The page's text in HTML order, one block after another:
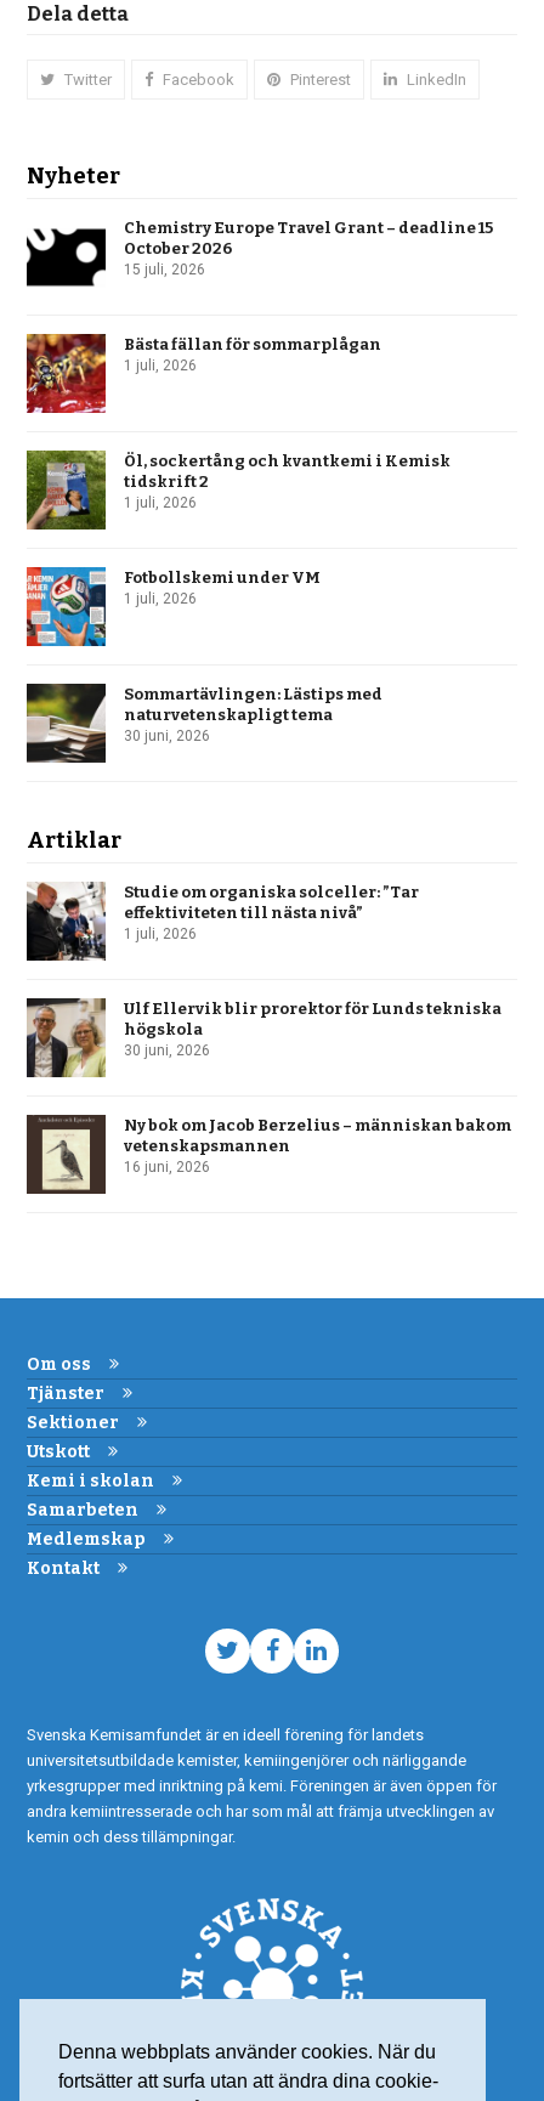
Denna webbplats använder cookies. När du
fortsätter att surfa utan att ändra dina cookie-
Dela detta
Twitter Facebook Pinterest LinkedIn
Nyheter
Chemistry Europe Travel Grant – deadline 15
October 2026
15 juli, 2026
Bästa fällan för sommarplågan
1 juli, 2026
Öl, sockertång och kvantkemi i Kemisk
tidskrift 2
1 juli, 2026
Fotbollskemi under VM
1 juli, 2026
Sommartävlingen: Lästips med
naturvetenskapligt tema
30 juni, 2026
Artiklar
Studie om organiska solceller: ”Tar
effektiviteten till nästa nivå”
1 juli, 2026
Ulf Ellervik blir prorektor för Lunds tekniska
högskola
30 juni, 2026
Ny bok om Jacob Berzelius – människan bakom
vetenskapsmannen
16 juni, 2026
Om oss
Tjänster
Sektioner
Utskott
Kemi i skolan
Samarbeten
Medlemskap
Kontakt
TwitterFacebook
LinkedIn
Svenska Kemisamfundet är en ideell förening för landets
universitetsutbildade kemister, kemiingenjörer och närliggande
yrkesgrupper med inriktning på kemi. Föreningen är även öppen för
andra kemiintresserade och har som mål att främja utvecklingen av
kemin och dess tillämpningar.